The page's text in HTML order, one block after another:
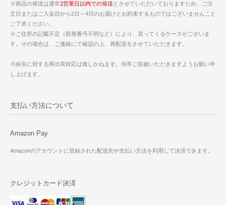
※商品の発送は通常2営業日以内での発送 とさせていただいておりますため、ご注
文日またはご入金日から2日～4日のお届けとお約束するものではございませんこと
ご了承ください。
※ご住所の記載不足（部屋番号不明など）により、戻ってくるケースがございま
す。その場合は、ご連絡にて確認の上、再配送をさせていただきます。
※紛失に対する再出荷対応は致しかねます。何卒ご容赦いただきますようお願い申
し上げます。
支払い方法について
Amazon Pay
Amazonのアカウントに登録された配送先や支払い方法を利用して決済できます。
クレジットカード決済